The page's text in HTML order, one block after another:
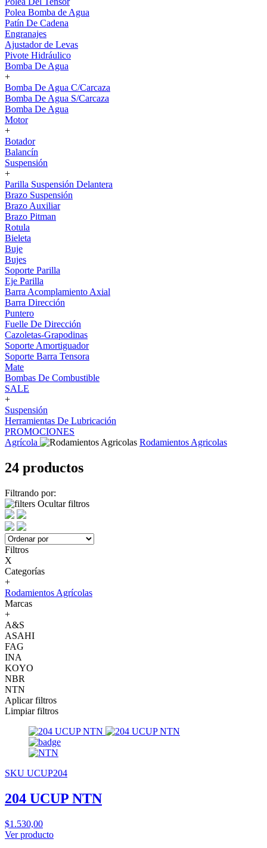
Polea Bomba de Agua
Patín De Cadena
Engranajes
Ajustador de Levas
Pivote Hidráulico
Bomba De Agua
+
Bomba De Agua C/Carcaza
Bomba De Agua S/Carcaza
Bomba De Agua
Motor
+
Botador
Balancín
Suspensión
+
Parilla Suspensión Delantera
Brazo Suspensión
Brazo Auxiliar
Brazo Pitman
Rotula
Bieleta
Buje
Bujes
Soporte Parilla
Eje Parilla
Barra Acomplamiento Axial
Barra Dirección
Puntero
Fuelle De Dirección
Cazoletas-Grapodinas
Soporte Amortiguador
Soporte Barra Tensora
Mate
Bombas De Combustible
SALE
+
Suspensión
Herramientas De Lubricación
PROMOCIONES
Agrícola
Rodamientos Agricolas
24 productos
Filtrando por:
Ocultar filtros
Filtros
X
Categorías
+
Rodamientos Agrícolas
Marcas
+
A&S
ASAHI
FAG
INA
KOYO
NBR
NTN
Aplicar filtros
Limpiar filtros
SKU UCUP204
204 UCUP NTN
$1.530,00
Ver producto